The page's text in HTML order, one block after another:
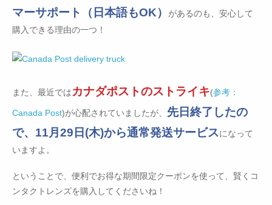
マーサポート（日本語もOK）
があるのも、安心して
購入できる理由の一つ！
また、最近ではカナダポストのストライキ(参考：
Canada Post)が心配されていましたが、 先日終了したの
で、11月29日(木)から通常発送サービスになって
いますよ。
ということで、便利でお得な期間限定クーポンを使って、賢くコ
ンタクトレンズを購入してくださいね！